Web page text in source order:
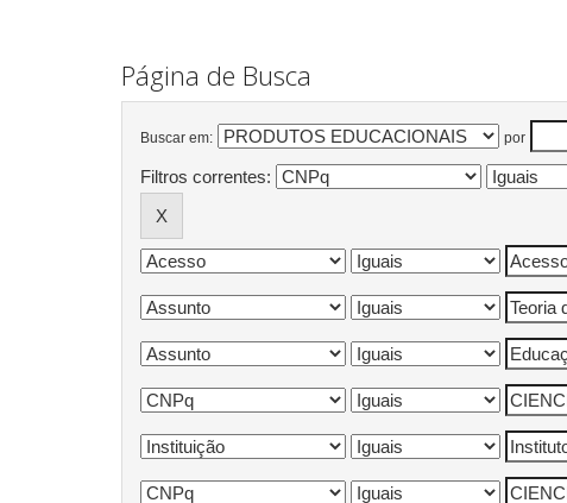
Página de Busca
Buscar em: por
Filtros correntes: